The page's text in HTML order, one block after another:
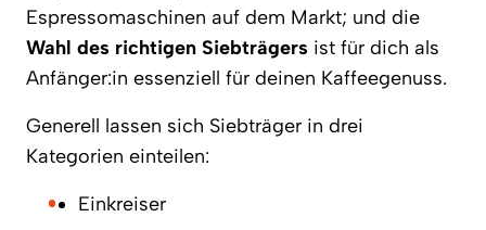
Espressomaschinen auf dem Markt; und die
Wahl des richtigen Siebträgers ist für dich als
Anfänger:in essenziell für deinen Kaffeegenuss.
Generell lassen sich Siebträger in drei
Kategorien einteilen:
Einkreiser